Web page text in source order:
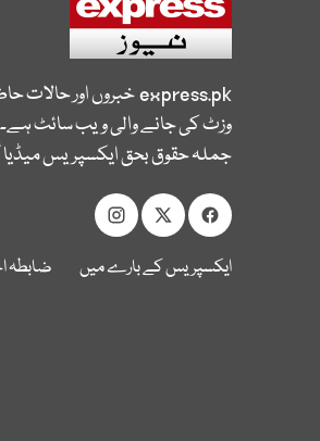
express.pkخبروں اور حالات
وزٹ کی جانے والی ویب سائٹ
جملہ حقوق بحق ایکسپریس
ایکسپریس کے بارے میں ضابطہ